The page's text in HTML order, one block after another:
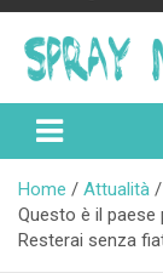
to
content
Home
Attualità
Questo è il paese
Resterai senza